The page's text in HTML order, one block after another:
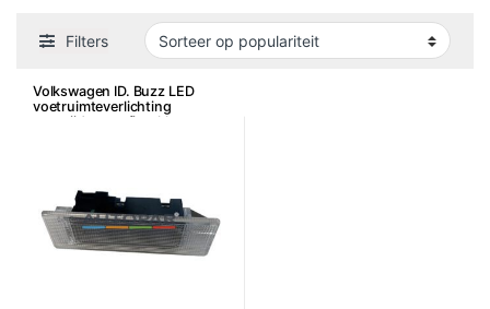
Filters
Volkswagen ID. Buzz LED
voetruimteverlichting
voorzijde retrofitpakket